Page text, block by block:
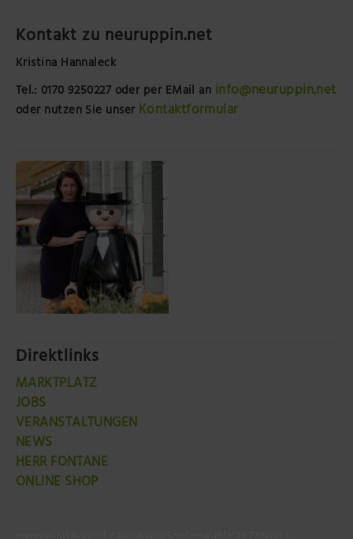
Kontakt zu neuruppin.net
Kristina Hannaleck
Tel.: 0170 9250227 oder per EMail an info@neuruppin.net
oder nutzen Sie unser Kontaktformular
Direktlinks
MARKTPLATZ
JOBS
VERANSTALTUNGEN
NEWS
HERR FONTANE
ONLINE SHOP